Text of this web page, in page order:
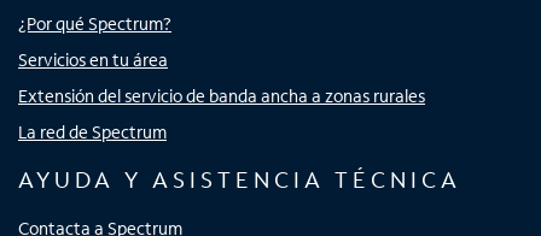
¿Por qué Spectrum?
Servicios en tu área
Extensión del servicio de banda ancha a zonas rurales
La red de Spectrum
AYUDA Y ASISTENCIA TÉCNICA
Contacta a Spectrum